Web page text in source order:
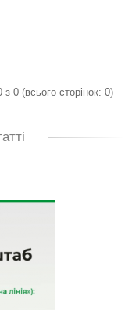
0 (всього сторінок: 0)